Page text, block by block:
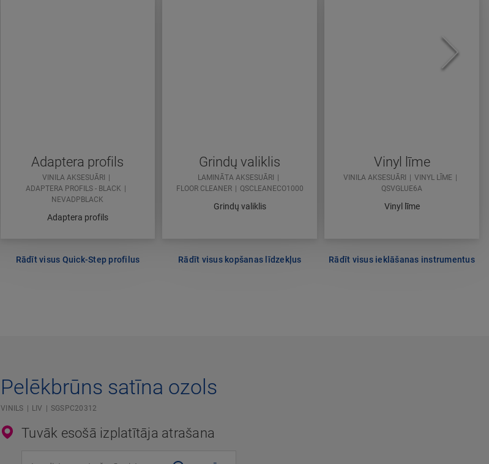
Adaptera profils
VINILA AKSESUĀRI
ADAPTERA PROFILS - BLACK
NEVADPBLACK
Adaptera profils
Rādīt visus Quick-Step profilus
Grindų valiklis
LAMINĀTA AKSESUĀRI
FLOOR CLEANER
QSCLEANECO1000
Grindų valiklis
Rādīt visus kopšanas līdzekļus
Vinyl līme
VINILA AKSESUĀRI
VINYL LĪME
QSVGLUE6A
Vinyl līme
Rādīt visus ieklāšanas instrumentus
Pelēkbrūns satīna ozols
VINILS LIV SGSPC20312
Tuvāk esošā izplatītāja atrašana